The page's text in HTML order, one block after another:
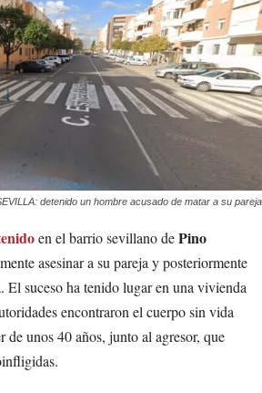
detenido un hombre acusado de matar a su pareja
en el barrio sevillano dePino
asesinar a su pareja y posteriormente
El suceso ha tenido lugar en una vivienda
encontraron el cuerpo sin vida
de unos 40 años, junto al agresor, que